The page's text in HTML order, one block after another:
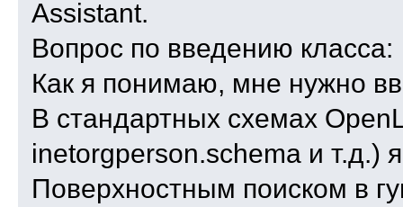
Assistant.
Вопрос по введению класса:
Как я понимаю, мне нужно
В стандартных схемах
inetorgperson.schema и т.д.)
Поверхностным поиском в